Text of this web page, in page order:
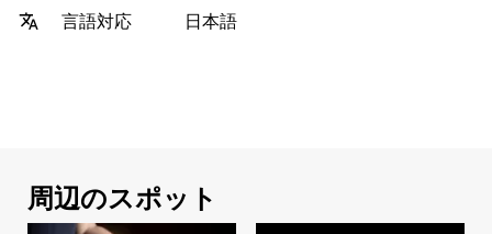
言語対応 日本語
周辺のスポット